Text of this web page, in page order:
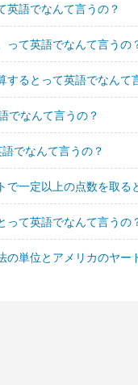
英語でなんて言うの？
って英語でなんて言うの
するとって英語でなんて
でなんて言うの？
でなんて言うの？
で一定以上の点数を取る
って英語でなんて言うの
の単位とアメリカのヤ